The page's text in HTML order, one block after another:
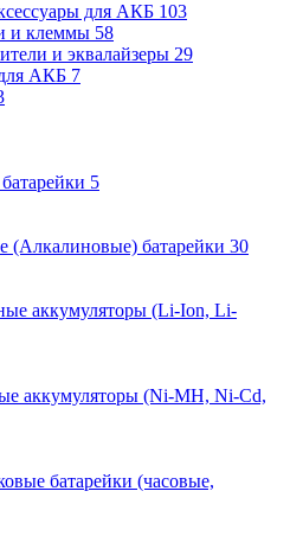
для АКБ 103
и клеммы 58
и эквалайзеры 29
АКБ 7
5
(Алкалиновые) батарейки 30
аккумуляторы (Li-Ion, Li-
аккумуляторы (Ni-MH, Ni-Cd,
батарейки (часовые,